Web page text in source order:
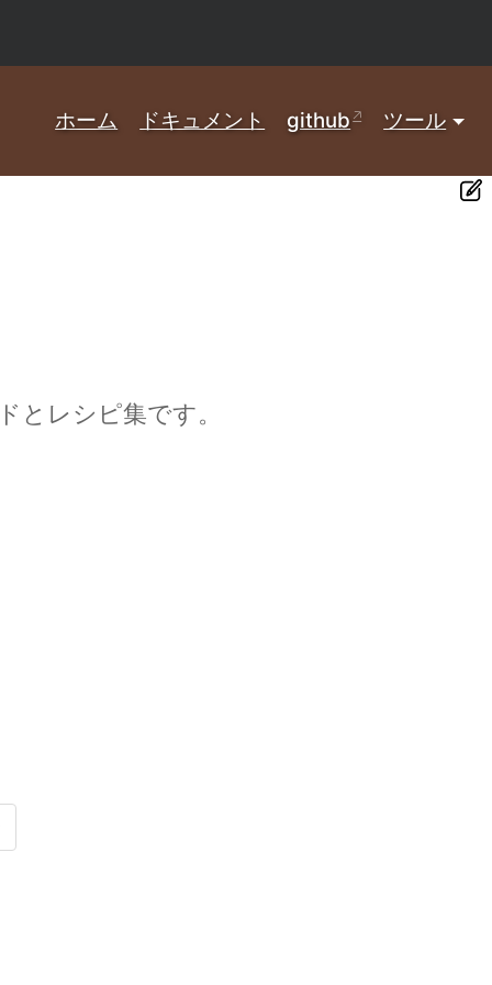
ホーム ドキュメント github ツール
とレシピ集です。